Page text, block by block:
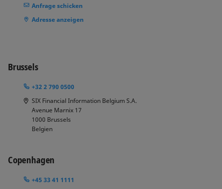
Anfrage schicken
Adresse anzeigen
Brussels
+32 2 790 0500
SIX Financial Information Belgium S.A.
Avenue Marnix 17
1000 Brussels
Belgien
Copenhagen
+45 33 41 1111